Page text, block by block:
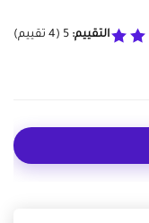
التقييم: 5
(
4 تقييم)